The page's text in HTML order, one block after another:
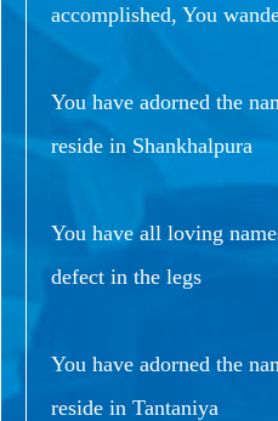
accomplished, You
You have adorned the
reside in Shankhalpura
You have all loving
defect in the legs
You have adorned the
reside in Tantaniya